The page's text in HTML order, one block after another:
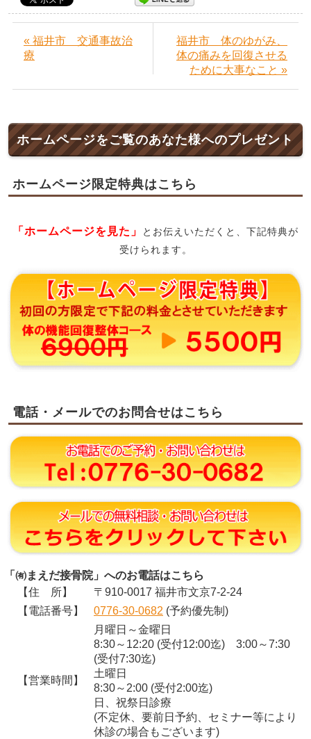
« 福井市 交通事故治
療
福井市 体のゆがみ、
体の痛みを回復させる
ために大事なこと »
ホームページをご覧のあなた様へのプレゼント
ホームページ限定特典はこちら
「ホームページを見た」
とお伝えいただくと、下記特典が
受けられます。
電話・メールでのお問合せはこちら
「㈲まえだ接骨院」へのお電話はこちら
【住 所】
〒910-0017 福井市文京7-2-24
【電話番号】
0776-30-0682 (予約優先制)
【営業時間】
月曜日～金曜日
8:30～12:20 (受付12:00迄) 3:00～7:30
(受付7:30迄)
土曜日
8:30～2:00 (受付2:00迄)
日、祝祭日診療
(不定休、要前日予約、セミナー等により
休診の場合もございます)